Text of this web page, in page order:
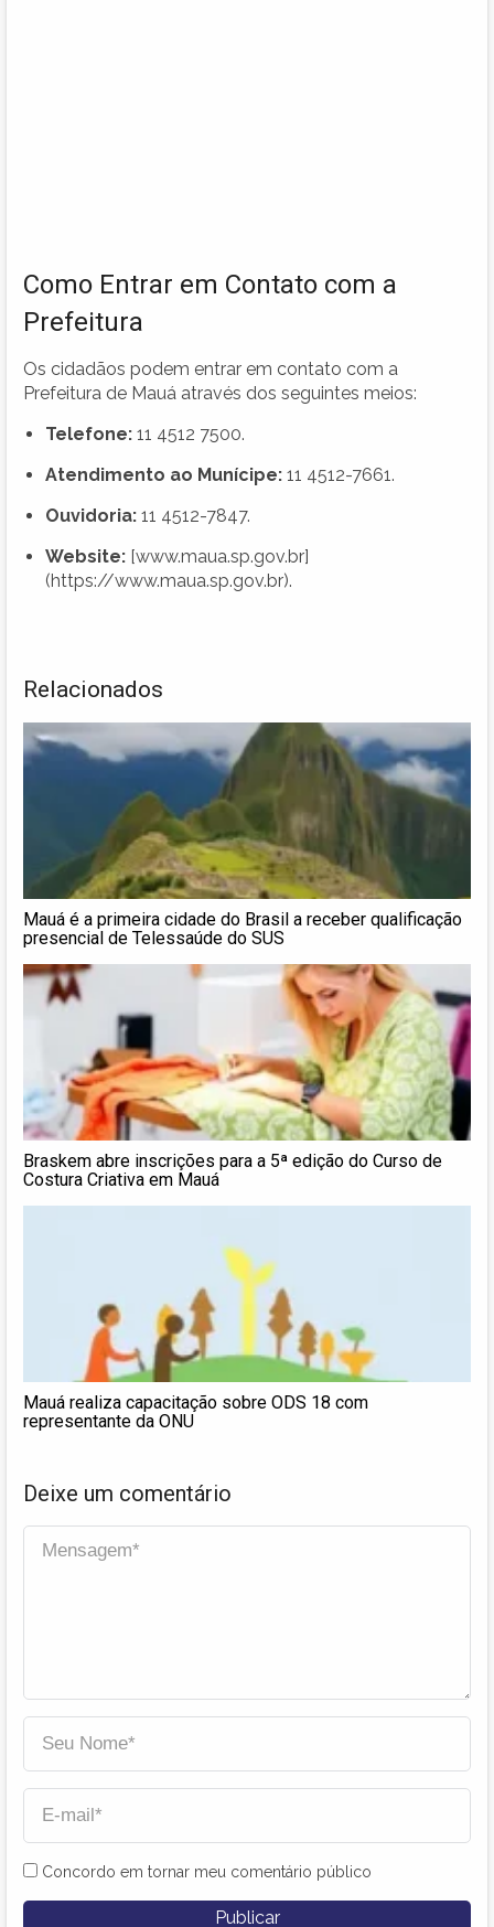
Como Entrar em Contato com a
Prefeitura
Os cidadãos podem entrar em contato com a
Prefeitura de Mauá através dos seguintes meios:
Telefone: 11 4512 7500.
Atendimento ao Munícipe: 11 4512-7661.
Ouvidoria: 11 4512-7847.
Website: [www.maua.sp.gov.br]
(https://www.maua.sp.gov.br).
Relacionados
Mauá é a primeira cidade do Brasil a receber qualificação
presencial de Telessaúde do SUS
Braskem abre inscrições para a 5ª edição do Curso de
Costura Criativa em Mauá
Mauá realiza capacitação sobre ODS 18 com
representante da ONU
Deixe um comentário
Concordo em tornar meu comentário público